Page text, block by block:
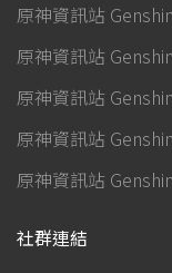
原神資訊站
原神資訊站
原神資訊站
原神資訊站
原神資訊站
社群連結